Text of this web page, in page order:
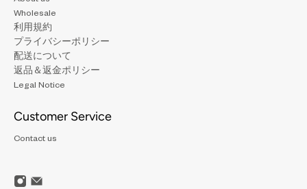
Wholesale
利用規約
プライバシーポリシー
配送について
返品＆返金ポリシー
Legal Notice
Customer Service
Contact us